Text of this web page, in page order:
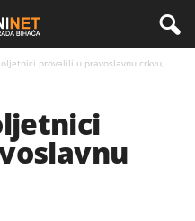
provalili u pravoslavnu crkvu,